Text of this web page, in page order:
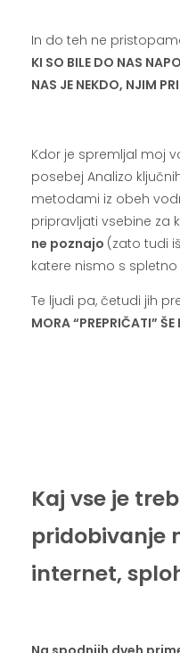
In do teh ne
KI SO BILE DO NAS
NAS JE NEKDO, NJIM
Kdor je spremljal moj
posebej Analizo
metodami iz obeh
pripravljati vsebine za
ne poznajo (zato tudi
katere nismo s
Te ljudi pa, četudi jih
MORA “PREPRIČATI”
Kaj vse je
pridobivanje
internet,